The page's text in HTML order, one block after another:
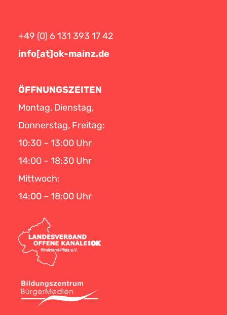
+49 (0) 6 131 393 17 42
info[at]ok-mainz.de
ÖFFNUNGSZEITEN
Montag, Dienstag,
Donnerstag, Freitag:
10:30 – 13:00 Uhr
14:00 – 18:30 Uhr
Mittwoch:
14:00 – 18:00 Uhr